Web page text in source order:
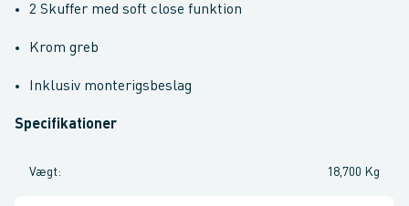
2 Skuffer med soft close funktion
Krom greb
Inklusiv monterigsbeslag
Specifikationer
Vægt: 18,700 Kg